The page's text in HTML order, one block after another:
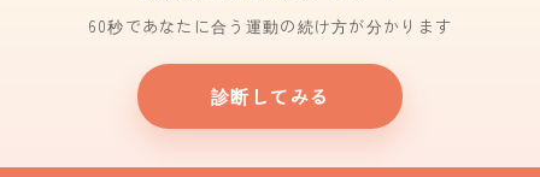
60秒であなたに合う運動の続け方が分かります
診断してみる